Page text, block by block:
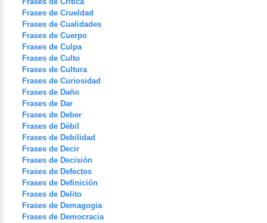
Frases de Crueldad
Frases de Cualidades
Frases de Cuerpo
Frases de Culpa
Frases de Culto
Frases de Cultura
Frases de Curiosidad
Frases de Daño
Frases de Dar
Frases de Deber
Frases de Débil
Frases de Debilidad
Frases de Decir
Frases de Decisión
Frases de Defectos
Frases de Definición
Frases de Delito
Frases de Demagogia
Frases de Democracia